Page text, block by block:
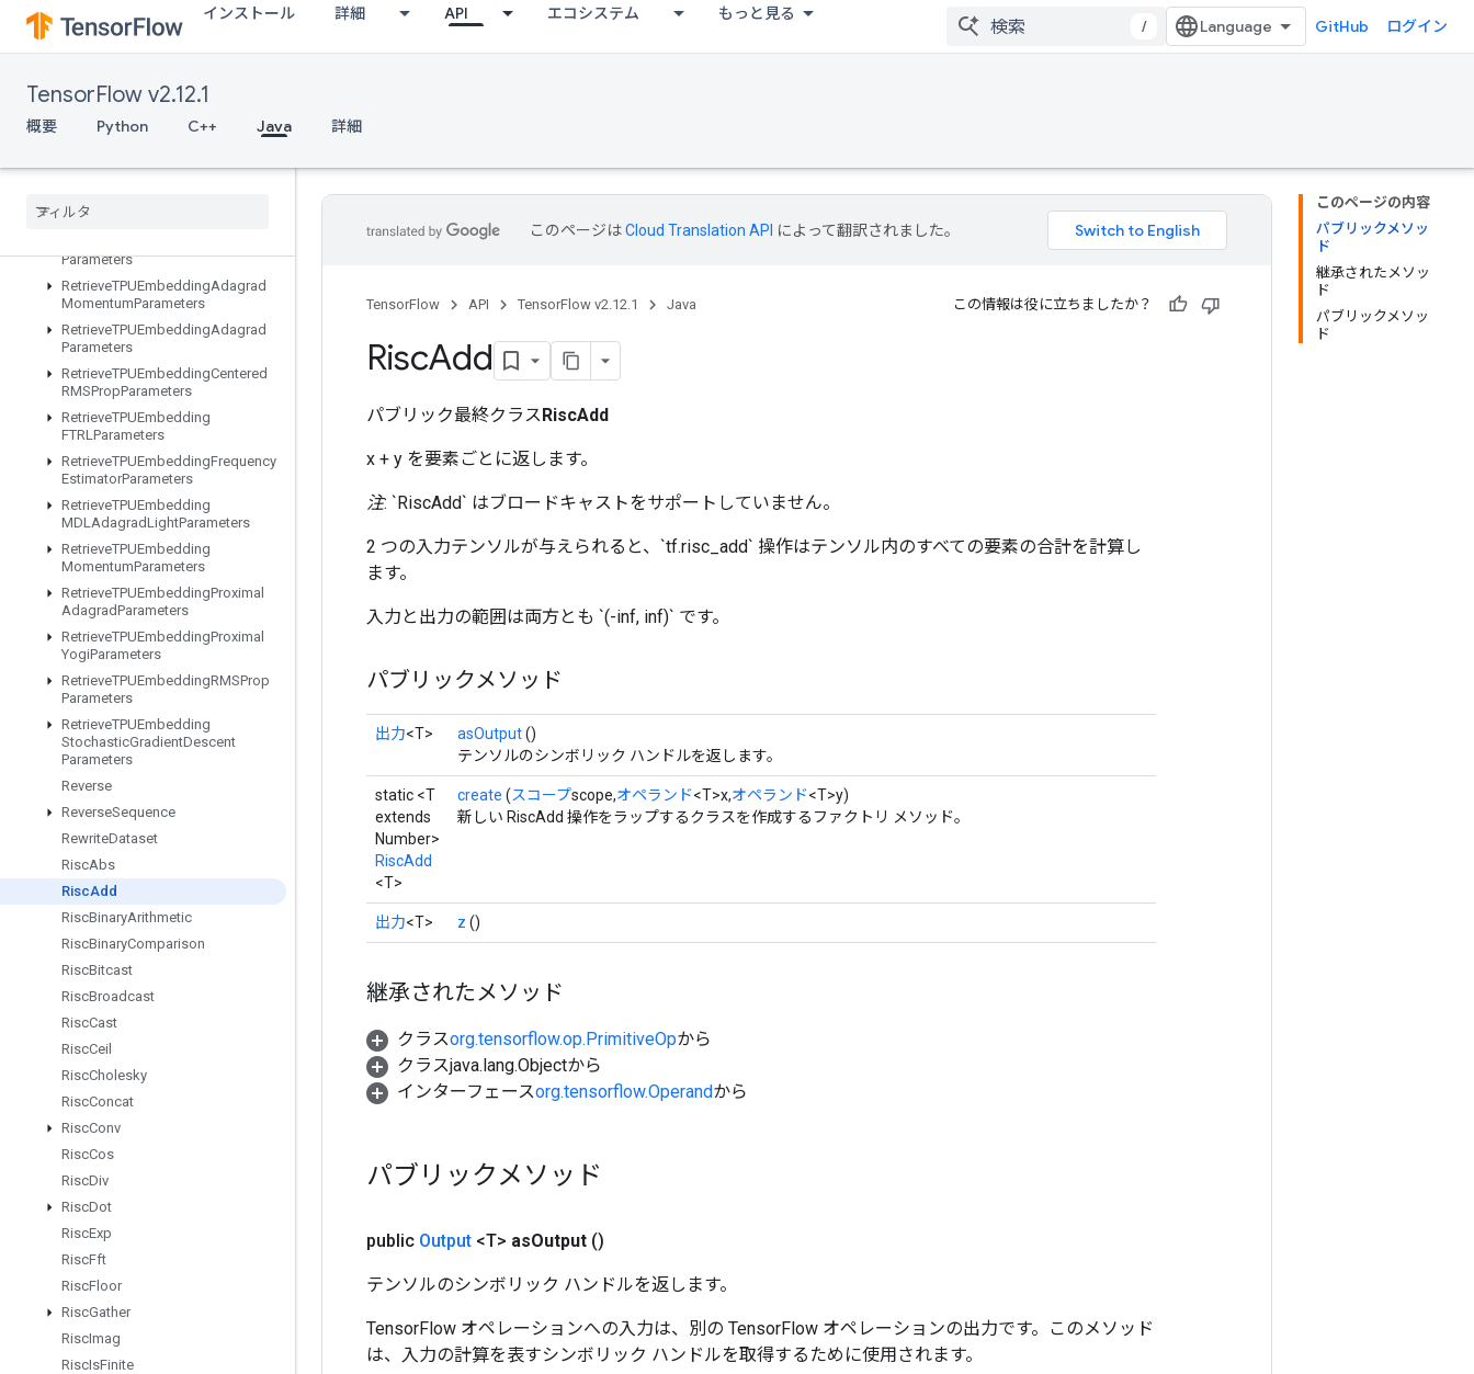
インストール 詳細 API エコシステム もっと見る
/ GitHub ログイン
TensorFlow v2.12.1
概要 Python C++ Java 詳細
ResourceScatterSub
ResourceScatterUpdate
ResourceSparseApplyKerasMomentum
ResourceStridedSliceAssign
Parameters
ADAMParameters
Parameters
RetrieveTPUEmbeddingAdagrad
MomentumParameters
RetrieveTPUEmbeddingAdagrad
Parameters
RetrieveTPUEmbeddingCentered
RMSPropParameters
RetrieveTPUEmbedding
FTRLParameters
RetrieveTPUEmbeddingFrequency
EstimatorParameters
RetrieveTPUEmbedding
MDLAdagradLightParameters
RetrieveTPUEmbedding
MomentumParameters
RetrieveTPUEmbeddingProximal
AdagradParameters
RetrieveTPUEmbeddingProximal
YogiParameters
RetrieveTPUEmbeddingRMSProp
Parameters
RetrieveTPUEmbedding
StochasticGradientDescent
Parameters
Reverse
ReverseSequence
RewriteDataset
RiscAbs
RiscAdd
RiscBinaryArithmetic
RiscBinaryComparison
RiscBitcast
RiscBroadcast
RiscCast
RiscCeil
RiscCholesky
RiscConcat
RiscConv
RiscCos
RiscDiv
RiscDot
RiscExp
RiscFft
RiscFloor
RiscGather
RiscImag
RiscIsFinite
このページの内容
パブリックメソッ
ド
継承されたメソッ
ド
パブリックメソッ
ド
このページはCloud Translation API によって翻訳されました。
TensorFlow API TensorFlow v2.12.1 Java この情報は役に立ちましたか？
RiscAdd
パブリック最終クラスRiscAdd
x + y を要素ごとに返します。
注: `RiscAdd` はブロードキャストをサポートしていません。
2 つの入力テンソルが与えられると、`tf.risc_add` 操作はテンソル内のすべての要素の合計を計算し
ます。
入力と出力の範囲は両方とも `(-inf, inf)` です。
パブリックメソッド
出力<T> asOutput()
テンソルのシンボリック ハンドルを返します。
static <T
extends
Number>
RiscAdd
<T>
create (スコープscope,オペランド<T>x,オペランド<T>y)
新しい RiscAdd 操作をラップするクラスを作成するファクトリ メソッド。
出力<T> z ()
継承されたメソッド
クラスorg.tensorflow.op.PrimitiveOpから
クラスjava.lang.Objectから
インターフェースorg.tensorflow.Operandから
パブリックメソッド
public Output <T> asOutput ()
テンソルのシンボリック ハンドルを返します。
TensorFlow オペレーションへの入力は、別の TensorFlow オペレーションの出力です。このメソッド
は、入力の計算を表すシンボリック ハンドルを取得するために使用されます。